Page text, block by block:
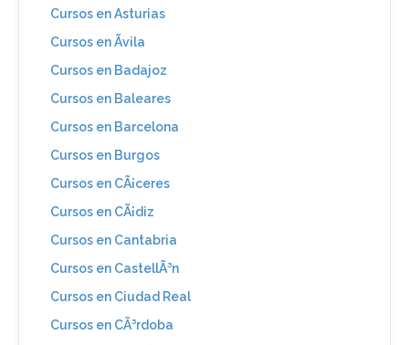
Cursos en Asturias
Cursos en Ãvila
Cursos en Badajoz
Cursos en Baleares
Cursos en Barcelona
Cursos en Burgos
Cursos en CÃ¡ceres
Cursos en CÃ¡diz
Cursos en Cantabria
Cursos en CastellÃ³n
Cursos en Ciudad Real
Cursos en CÃ³rdoba